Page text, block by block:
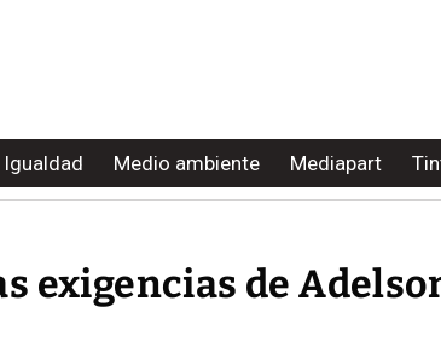
Igualdad Medio ambiente Mediapart
exigencias de